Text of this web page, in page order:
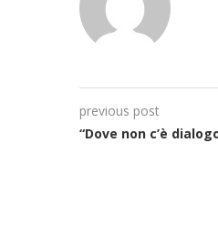
previous post
“Dove non c’è